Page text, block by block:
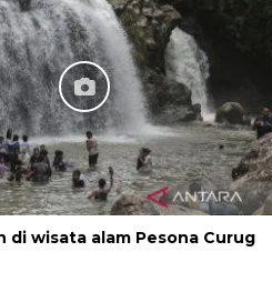
di wisata alam Pesona Curug